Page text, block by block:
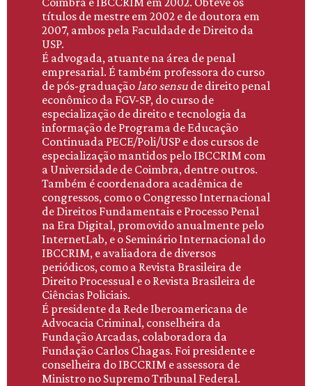
títulos de mestre em 2002 e de doutora em
2007, ambos pela Faculdade de Direito da
USP.
É advogada, atuante na área de penal
empresarial. É também professora do curso
de pós-graduação lato sensu de direito penal
econômico da FGV-SP, do curso de
especialização de direito e tecnologia da
informação de Programa de Educação
Continuada PECE/Poli/USP e dos cursos de
especialização mantidos pelo IBCCRIM com
a Universidade de Coimbra, dentre outros.
Também é coordenadora acadêmica de
congressos, como o Congresso Internacional
de Direitos Fundamentais e Processo Penal
na Era Digital, promovido anualmente pelo
InternetLab, e o Seminário Internacional do
IBCCRIM, e avaliadora de diversos
periódicos, como a Revista Brasileira de
Direito Processual e o Revista Brasileira de
Ciências Policiais.
É presidente da Rede Iberoamericana de
Advocacia Criminal, conselheira da
Fundação Arcadas, colaboradora da
Fundação Carlos Chagas. Foi presidente e
conselheira do IBCCRIM e assessora de
Ministro no Supremo Tribunal Federal.